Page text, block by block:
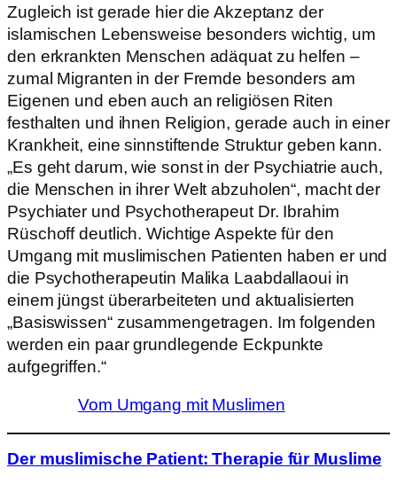
Zugleich ist gerade hier die Akzeptanz der
islamischen Lebensweise besonders wichtig, um
den erkrankten Menschen adäquat zu helfen –
zumal Migranten in der Fremde besonders am
Eigenen und eben auch an religiösen Riten
festhalten und ihnen Religion, gerade auch in einer
Krankheit, eine sinnstiftende Struktur geben kann.
„Es geht darum, wie sonst in der Psychiatrie auch,
die Menschen in ihrer Welt abzuholen“, macht der
Psychiater und Psychotherapeut Dr. Ibrahim
Rüschoff deutlich. Wichtige Aspekte für den
Umgang mit muslimischen Patienten haben er und
die Psychotherapeutin Malika Laabdallaoui in
einem jüngst überarbeiteten und aktualisierten
„Basiswissen“ zusammengetragen. Im folgenden
werden ein paar grundlegende Eckpunkte
aufgegriffen.“
Vom Umgang mit Muslimen
Der muslimische Patient: Therapie für Muslime